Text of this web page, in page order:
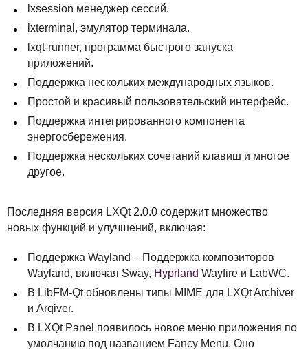
lxsession менеджер сессий.
lxterminal, эмулятор терминала.
lxqt-runner, программа быстрого запуска
приложений.
Поддержка нескольких международных языков.
Простой и красивый пользовательский интерфейс.
Поддержка интегрированного компонента
энергосбережения.
Поддержка нескольких сочетаний клавиш и многое
другое.
Последняя версия LXQt 2.0.0 содержит множество
новых функций и улучшений, включая:
Поддержка Wayland – Поддержка композиторов
Wayland, включая Sway, Hyprland Wayfire и LabWC.
В LibFM-Qt обновлены типы MIME для LXQt Archiver
и Arqiver.
В LXQt Panel появилось новое меню приложения по
умолчанию под названием Fancy Menu. Оно